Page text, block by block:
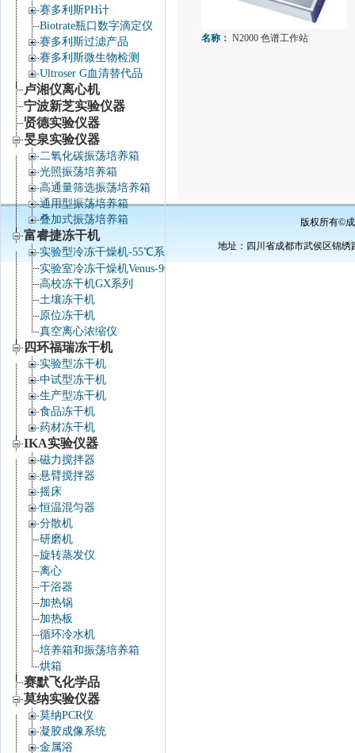
赛多利斯PH计
Biotrate瓶口数字滴定仪
赛多利斯过滤产品
赛多利斯微生物检测
Ultroser G血清替代品
卢湘仪离心机
宁波新芝实验仪器
贤德实验仪器
旻泉实验仪器
二氧化碳振荡培养箱
光照振荡培养箱
高通量筛选振荡培养箱
通用型振荡培养箱
叠加式振荡培养箱
富睿捷冻干机
实验型冷冻干燥机-55℃系列
实验室冷冻干燥机Venus-90℃系列
高校冻干机GX系列
土壤冻干机
原位冻干机
真空离心浓缩仪
四环福瑞冻干机
实验型冻干机
中试型冻干机
生产型冻干机
食品冻干机
药材冻干机
IKA实验仪器
磁力搅拌器
悬臂搅拌器
摇床
恒温混匀器
分散机
研磨机
旋转蒸发仪
离心
干浴器
加热锅
加热板
循环冷水机
培养箱和振荡培养箱
烘箱
赛默飞化学品
莫纳实验仪器
莫纳PCR仪
凝胶成像系统
金属浴
名称： N2000 色谱工作站
版权所有©
地址：四川省成都市武侯区锦绣